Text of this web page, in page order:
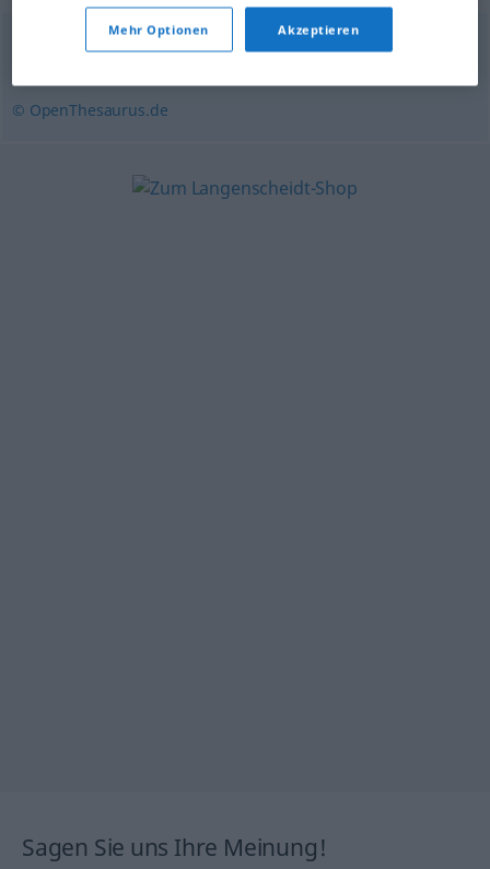
Kid (ugs., engl.),Teenie,Teenager (weibl.)
© OpenThesaurus.de
Sagen Sie uns Ihre Meinung!
Mehr Optionen Akzeptieren